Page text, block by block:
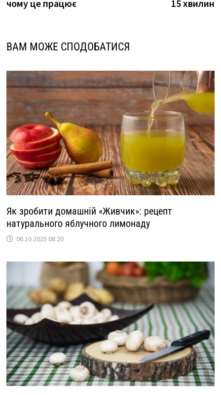
чому це працює
15 хвилин
ВАМ МОЖЕ СПОДОБАТИСЯ
Як зробити домашній «Живчик»: рецепт
натурального яблучного лимонаду
06.10.2025 08:20